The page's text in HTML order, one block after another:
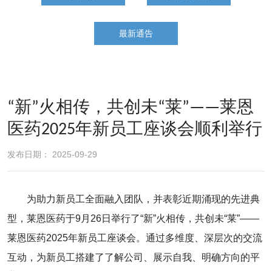
最新通告
“新”火相传，共创未“莱”——莱恩
医药2025年新员工座谈会顺利举行
发布日期： 2025-09-29
为助力新员工全面融入团队，并表彰近期涌现的先进典
型，莱恩医药于9月26日举行了“新”火相传，共创未“莱”——
莱恩医药2025年新员工座谈会。通过多维度、深层次的交流
互动，为新员工搭建了了解公司、展示自我、明确方向的平